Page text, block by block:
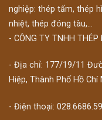
nghiệp: thép tấm, thép
nhiệt, thép đóng tàu,...
- CÔNG TY TNHH THÉP
- Địa chỉ: 177/19/11
Hiệp, Thành Phố Hồ Chí
- Điện thoại: